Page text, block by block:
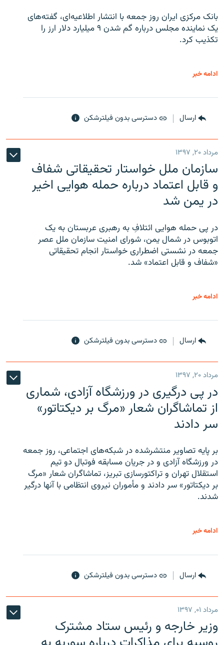
بانک مرکزی ایران روز جمعه با انتشار اطلاعیه‌ای، گفته‌های
یک نماینده مجلس درباره گم شدن ۹ میلیارد دلار ارز را
تکذیب کرد.
ادامه خبر
ارسال دسترسی بدون فیلترشکن
مرداد ۲۰, ۱۳۹۷
سازمان ملل خواستار تحقیقاتی شفاف
و قابل اعتماد درباره حمله هوایی اخیر
در یمن شد
در پی حمله هوایی ائتلافِ به رهبری عربستان به یک
اتوبوس در شمال یمن، شورای امنیت سازمان ملل عصر
جمعه در نشستی اضطراری خواستار انجام تحقیقاتی
«شفاف و قابل اعتماد» شد.
ادامه خبر
ارسال دسترسی بدون فیلترشکن
مرداد ۲۰, ۱۳۹۷
در پی درگیری در ورزشگاه آزادی، شماری
از تماشاگران شعار «مرگ بر دیکتاتور»
سر دادند
بر پایه تصاویر منتشرشده در شبکه‌های اجتماعی، روز جمعه
در ورزشگاه آزادی و در جریان مسابقه فوتبال دو تیم
استقلال تهران و تراکتورسازی تبریز، تماشاگران شعار «مرگ
بر دیکتاتور» سر دادند و مأموران نیروی انتظامی با آنها درگیر
شدند.
ادامه خبر
ارسال دسترسی بدون فیلترشکن
مرداد ۰۱, ۱۳۹۷
وزیر خارجه و رئیس‌ ستاد مشترک